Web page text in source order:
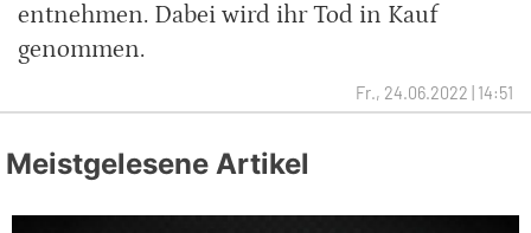
entnehmen. Dabei wird ihr Tod in Kauf
genommen.
Fr., 24.06.2022 | 14:51
Meistgelesene Artikel